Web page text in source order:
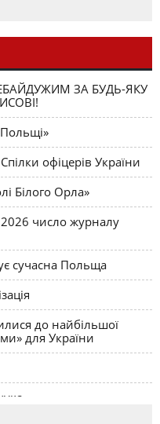
ЗА БУДЬ-ЯКУ
офіцерів України
Білого Орла»
число журналу
сучасна Польща
до найбільшої
для України